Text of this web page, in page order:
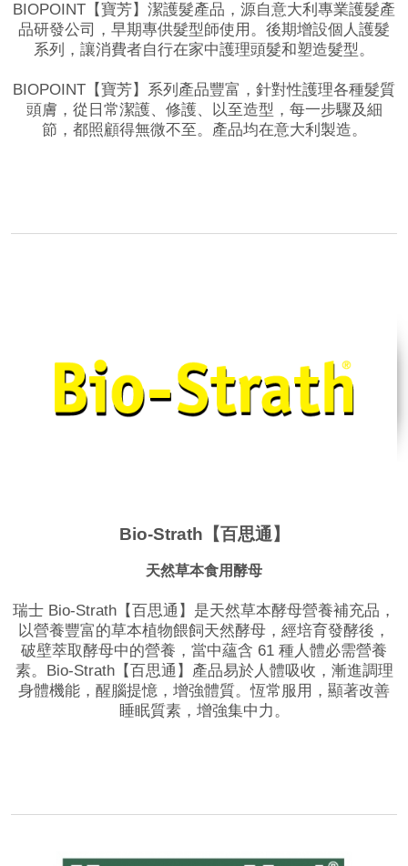
BIOPOINT【寶芳】潔護髮產品，源自意大利專業護髮產
品研發公司，早期專供髮型師使用。後期增設個人護髮
系列，讓消費者自行在家中護理頭髮和塑造髮型。
BIOPOINT【寶芳】系列產品豐富，針對性護理各種髮質
頭膚，從日常潔護、修護、以至造型，每一步驟及細
節，都照顧得無微不至。產品均在意大利製造。
Bio-Strath【百思通】
天然草本食用酵母
瑞士 Bio-Strath【百思通】是天然草本酵母營養補充品，
以營養豐富的草本植物餵飼天然酵母，經培育發酵後，
破壁萃取酵母中的營養，當中蘊含 61 種人體必需營養
素。Bio-Strath【百思通】產品易於人體吸收，漸進調理
身體機能，醒腦提憶，增強體質。恆常服用，顯著改善
睡眠質素，增強集中力。